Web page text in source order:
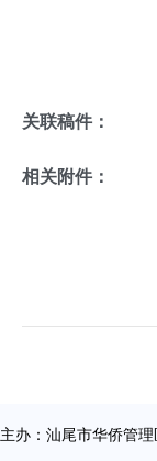
关联稿件：
相关附件：
主办：汕尾市华侨管